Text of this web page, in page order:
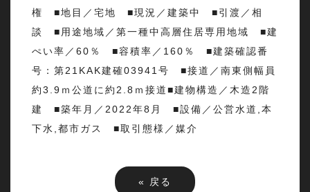
権 ■地目／宅地 ■現況／建築中 ■引渡／相
談 ■用途地域／第一種中高層住居専用地域 ■建
ぺい率／60％ ■容積率／160％ ■建築確認番
号：第21KAK建確03941号 ■接道／南東側幅員
約3.9ｍ公道に約2.8ｍ接道■建物構造／木造2階
建 ■築年月／2022年8月 ■設備／公営水道,本
下水,都市ガス ■取引態様／媒介
« 戻る